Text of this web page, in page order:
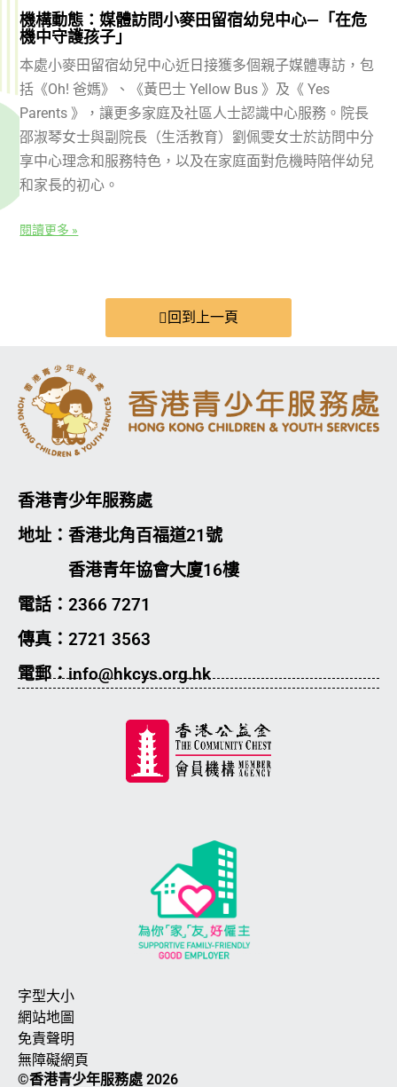
機構動態：媒體訪問小麥田留宿幼兒中心—「在危
機中守護孩子」
本處小麥田留宿幼兒中心近日接獲多個親子媒體專訪，包
括《Oh! 爸媽》、《黃巴士 Yellow Bus 》及《 Yes
Parents 》，讓更多家庭及社區人士認識中心服務。院長
邵淑琴女士與副院長（生活教育）劉佩雯女士於訪問中分
享中心理念和服務特色，以及在家庭面對危機時陪伴幼兒
和家長的初心。
閱讀更多 »
回到上一頁
香港青少年服務處
地址：香港北角百福道21號
香港青年協會大廈16樓
電話：2366 7271
傳真：2721 3563
電郵：info@hkcys.org.hk
字型大小
網站地圖
免責聲明
無障礙網頁
©香港青少年服務處 2026